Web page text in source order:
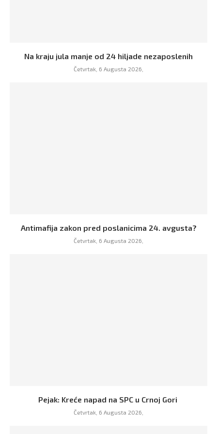
Na kraju jula manje od 24 hiljade nezaposlenih
Četvrtak, 6 Augusta 2026,
Antimafija zakon pred poslanicima 24. avgusta?
Četvrtak, 6 Augusta 2026,
Pejak: Kreće napad na SPC u Crnoj Gori
Četvrtak, 6 Augusta 2026,